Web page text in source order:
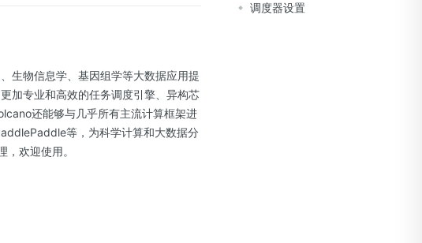
生物信息学、基因组学等大数据应用提
加专业和高效的任务调度引擎、异构芯
还能够与几乎所有主流计算框架进
等，为科学计算和大数据分
欢迎使用。
调度器设置